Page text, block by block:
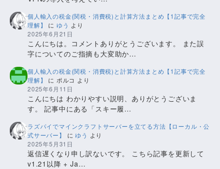
個人輸入の税金(関税・消費税)と計算方法まとめ【1記事で完全
理解】
に ゆう より
2025年6月21日
こんにちは。コメントありがとうございます。 また誤
字についてのご指摘も大変助か…
個人輸入の税金(関税・消費税)と計算方法まとめ【1記事で完全
理解】
に ポルコ より
2025年6月11日
こんにちは わかりやすい説明、ありがとうございま
す。 記事中にある「スキー履…
ラズパイでマインクラフトサーバーを立てる方法【ローカル・公
式サーバー】
にゆう より
2025年5月31日
返信遅くなり申し訳ないです。 こちら記事を更新して
v1.21以降 + Ja…